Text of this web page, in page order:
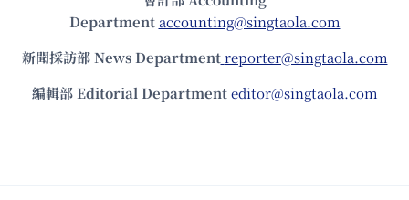
Department accounting@singtaola.com
新聞採訪部 News Department reporter@singtaola.com
編輯部 Editorial Department editor@singtaola.com